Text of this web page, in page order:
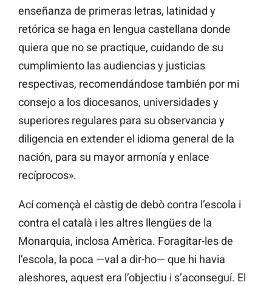
enseñanza de primeras letras, latinidad y
retórica se haga en lengua castellana donde
quiera que no se practique, cuidando de su
cumplimiento las audiencias y justicias
respectivas, recomendándose también por mi
consejo a los diocesanos, universidades y
superiores regulares para su observancia y
diligencia en extender el idioma general de la
nación, para su mayor armonía y enlace
recíprocos».
Ací començà el càstig de debò contra l’escola i
contra el català i les altres llengües de la
Monarquia, inclosa Amèrica. Foragitar-les de
l’escola, la poca —val a dir-ho— que hi havia
aleshores, aquest era l’objectiu i s’aconseguí. El